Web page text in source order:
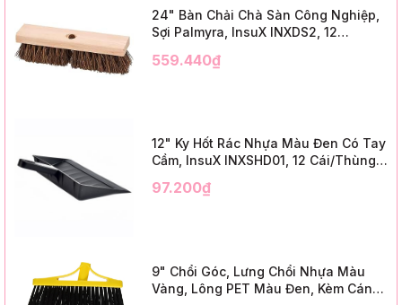
24" Bàn Chải Chà Sàn Công Nghiệp,
Sợi Palmyra, InsuX INXDS2, 12
3" Trim)
559.440₫
12" Ky Hốt Rác Nhựa Màu Đen Có Tay
Cầm, InsuX INXSHD01, 12 Cái/Thùng,
Black Plastic)
97.200₫
9" Chổi Góc, Lưng Chổi Nhựa Màu
Vàng, Lông PET Màu Đen, Kèm Cán